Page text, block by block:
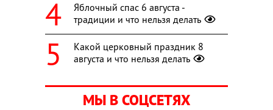
Яблочный спас 6 августа -
традиции и что нельзя делать
Какой церковный праздник 8
августа и что нельзя делать
МЫ В СОЦСЕТЯХ